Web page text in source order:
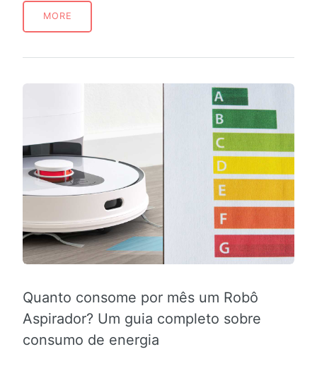
MORE
Quanto consome por mês um Robô
Aspirador? Um guia completo sobre
consumo de energia